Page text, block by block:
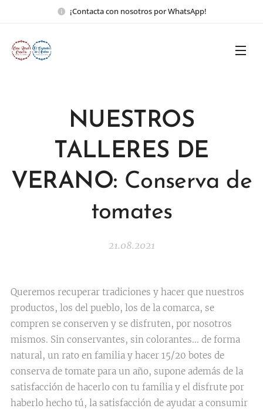
¡Contacta con nosotros por WhatsApp!
NUESTROS
TALLERES DE
VERANO: Conserva de
tomates
21.08.2021
Queremos recuperar tradiciones y hacer que nuestros
productos, los del pueblo, los de la comarca, se
compren se conserven y se disfruten, por nosotros
mismos. Sin conservantes, sin colorantes... de forma
natural, un rato en familia y hacer 15/20 botes de
conserva de tomate para un año, supone además de la
satisfacción de hacerlo con tu familia y el disfrute por
haberlo hecho tú, la satisfacción de ayudar a consumir